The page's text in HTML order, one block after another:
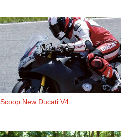
Scoop New Ducati V4